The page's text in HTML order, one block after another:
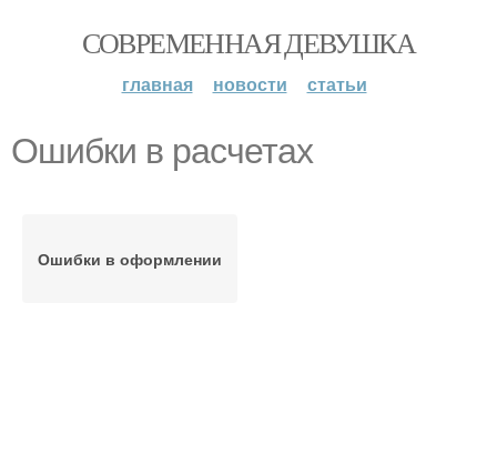
СОВРЕМЕННАЯ ДЕВУШКА
главная новости статьи
Ошибки в расчетах
Ошибки в оформлении